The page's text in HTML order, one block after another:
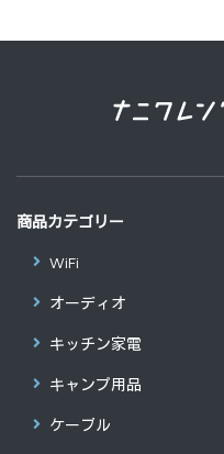
商品カテゴリー
WiFi
オーディオ
キッチン家電
キャンプ用品
ケーブル